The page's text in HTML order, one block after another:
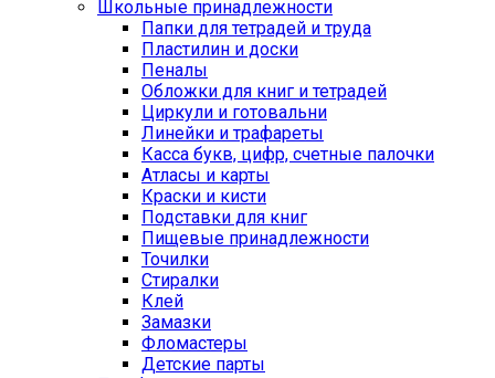
Школьные принадлежности
Папки для тетрадей и труда
Пластилин и доски
Пеналы
Обложки для книг и тетрадей
Циркули и готовальни
Линейки и трафареты
Касса букв, цифр, счетные палочки
Атласы и карты
Краски и кисти
Подставки для книг
Пищевые принадлежности
Точилки
Стиралки
Клей
Замазки
Фломастеры
Детские парты